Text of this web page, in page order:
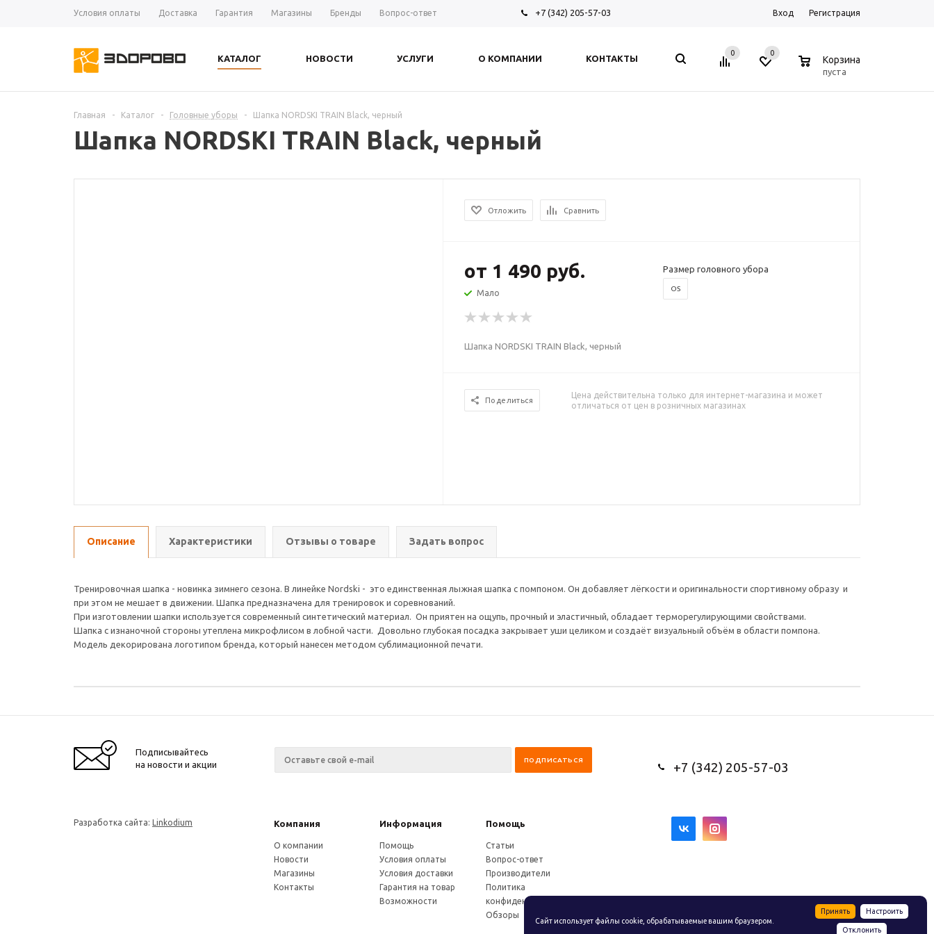
Условия оплаты Доставка Гарантия Магазины Бренды Вопрос-ответ +7 (342) 205-57-03 Вход Регистрация
КАТАЛОГ НОВОСТИ УСЛУГИ О КОМПАНИИ КОНТАКТЫ
0 0
Корзина
пуста
Главная - Каталог - Головные уборы - Шапка NORDSKI TRAIN Black, черный
Шапка NORDSKI TRAIN Black, черный
Отложить Сравнить
от 1 490 руб.
Мало
Размер головного убора
OS
Шапка NORDSKI TRAIN Black, черный
Поделиться
Цена действительна только для интернет-магазина и может
отличаться от цен в розничных магазинах
Описание Характеристики Отзывы о товаре Задать вопрос
Тренировочная шапка - новинка зимнего сезона. В линейке Nordski - это единственная лыжная шапка с помпоном. Он добавляет лёгкости и оригинальности спортивному образу и
при этом не мешает в движении. Шапка предназначена для тренировок и соревнований.
При изготовлении шапки используется современный синтетический материал. Он приятен на ощупь, прочный и эластичный, обладает терморегулирующими свойствами.
Шапка с изнаночной стороны утеплена микрофлисом в лобной части. Довольно глубокая посадка закрывает уши целиком и создаёт визуальный объём в области помпона.
Модель декорирована логотипом бренда, который нанесен методом сублимационной печати.
Подписывайтесь
на новости и акции
+7 (342) 205-57-03
Разработка сайта: Linkodium Компания Информация Помощь
О компании
Новости
Магазины
Контакты
Помощь
Условия оплаты
Условия доставки
Гарантия на товар
Возможности
Статьи
Вопрос-ответ
Производители
Политика
конфиденциальности
Обзоры
Сайт использует файлы cookie, обрабатываемые вашим браузером.
Принять Настроить
Отклонить